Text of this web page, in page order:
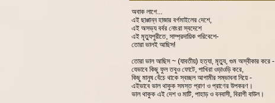
অবাক লাগে...
এই ছাপ্পান্ন হাজার বর্গমাইলের দেশে,
এই অসভ্য বর্বর নোংরা স্বদেশে
এই মৃত্যুপুরীতে, সাম্প্রদায়িক পরিবেশে-
তোরা ভালই আছিস!
তোরা ভাল আছিস ~ (যাবতীয়) হত্যা, মৃত্যু, গুম অস্বীকার করে -
যেভাবে কিছু ফুল তবুও ফোটে, পাখিরা ওড়াওড়ি করে,
কিছু মানুষ বেঁচে থাকে স্বচ্ছল আগামীর সম্ভাবনা নিয়ে -
এইভাবে ভাল থাকুক সমস্ত প্রাণ ও প্রাণের উপকরণ।
ভাল থাকুক এই দেশ ও মাটি, পাহাড় ও বনবাসী, বিরাগী বাউল।